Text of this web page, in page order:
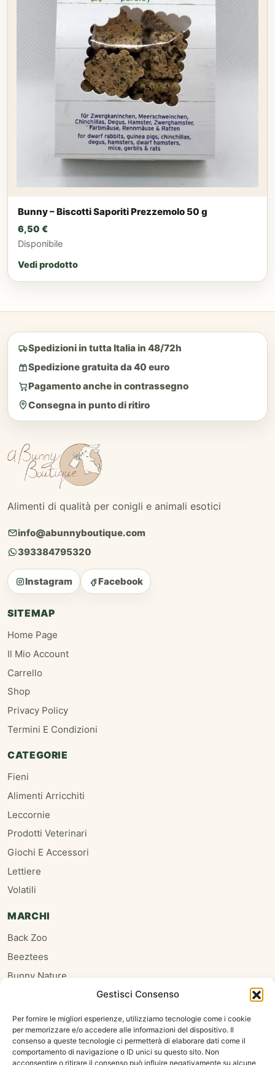
Gestisci Consenso
Per fornire le migliori esperienze, utilizziamo tecnologie come i cookie
per memorizzare e/o accedere alle informazioni del dispositivo. Il
consenso a queste tecnologie ci permetterà di elaborare dati come il
comportamento di navigazione o ID unici su questo sito. Non
acconsentire o ritirare il consenso può influire negativamente su alcune
Bunny – Biscotti Saporiti Prezzemolo 50 g
6,50 €
Disponibile
Vedi prodotto
Spedizioni in tutta Italia in 48/72h
Spedizione gratuita da 40 euro
Pagamento anche in contrassegno
Consegna in punto di ritiro
Alimenti di qualità per conigli e animali esotici
info@abunnyboutique.com
393384795320
Instagram Facebook
SITEMAP
Home Page
Il Mio Account
Carrello
Shop
Privacy Policy
Termini E Condizioni
CATEGORIE
Fieni
Alimenti Arricchiti
Leccornie
Prodotti Veterinari
Giochi E Accessori
Lettiere
Volatili
MARCHI
Back Zoo
Beeztees
Bunny Nature
Hari
Homefriends
Hugro